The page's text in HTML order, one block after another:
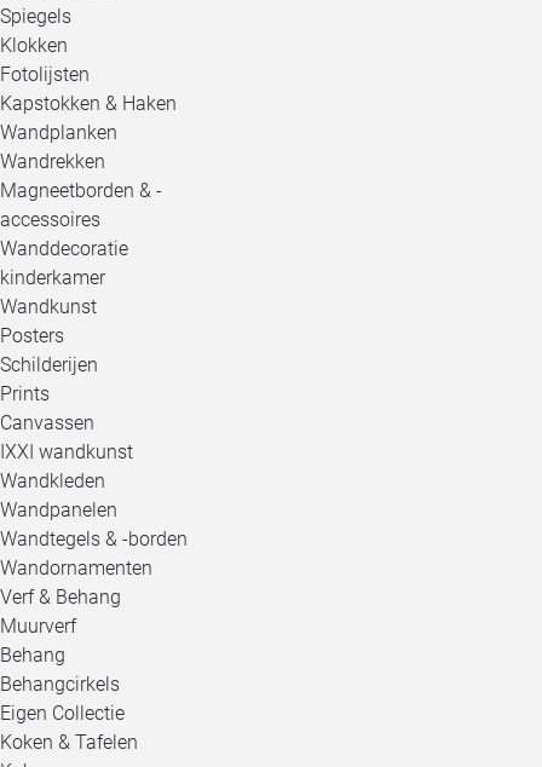
Spiegels
Klokken
Fotolijsten
Kapstokken & Haken
Wandplanken
Wandrekken
Magneetborden & -
accessoires
Wanddecoratie
kinderkamer
Wandkunst
Posters
Schilderijen
Prints
Canvassen
IXXI wandkunst
Wandkleden
Wandpanelen
Wandtegels & -borden
Wandornamenten
Verf & Behang
Muurverf
Behang
Behangcirkels
Eigen Collectie
Koken & Tafelen